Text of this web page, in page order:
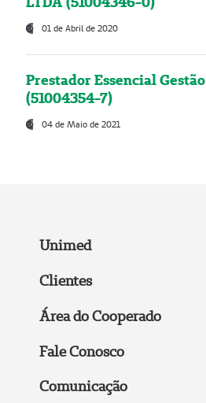
01 de Abril de 2020
Prestador Essencial
(51004354-7)
04 de Maio de 2021
Unimed
Clientes
Área do Cooperado
Fale Conosco
Comunicação